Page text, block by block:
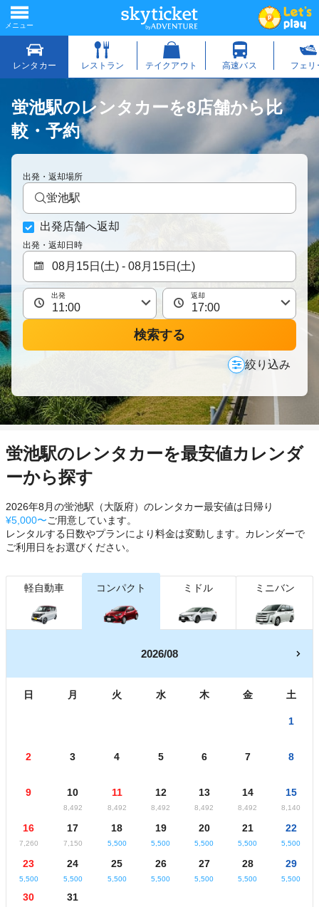
蛍池駅のレンタカーを8店舗から比
較・予約
出発・返却場所
蛍池駅
出発店舗へ返却
出発・返却日時
出発 返却
検索する
絞り込み
蛍池駅のレンタカーを最安値カレンダ
ーから探す
2026年8月の蛍池駅（大阪府）のレンタカー最安値は日帰り
¥5,000〜ご用意しています。
レンタルする日数やプランにより料金は変動します。カレンダーで
ご利用日をお選びください。
軽自動車 コンパクト ミドル ミニバン
2026/08
日 月 火 水 木 金 土
1
2 3 4 5 6 7 8
9 10
8,492
11
8,492
12
8,492
13
8,492
14
8,492
15
8,140
16
7,260
17
7,150
18
5,500
19
5,500
20
5,500
21
5,500
22
5,500
23
5,500
24
5,500
25
5,500
26
5,500
27
5,500
28
5,500
29
5,500
30 31